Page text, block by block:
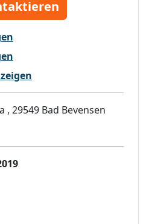
, 29549 Bad Bevensen